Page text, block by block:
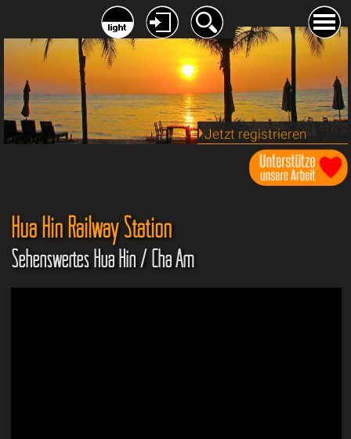
Jetzt registrieren
Hua Hin Railway Station
Sehenswertes Hua Hin / Cha Am